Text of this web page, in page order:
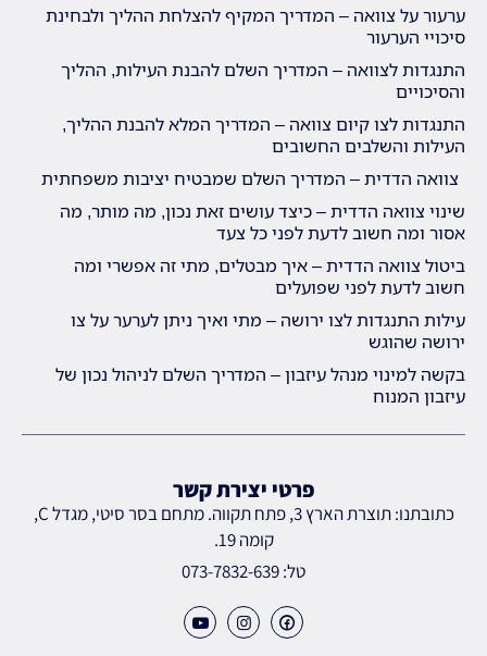
ערעור על צוואה – המדריך המקיף להצלחת ההליך ולבחינת
סיכויי הערעור
התנגדות לצוואה – המדריך השלם להבנת העילות, ההליך
והסיכויים
התנגדות לצו קיום צוואה – המדריך המלא להבנת ההליך,
העילות והשלבים החשובים
צוואה הדדית – המדריך השלם שמבטיח יציבות משפחתית
שינוי צוואה הדדית – כיצד עושים זאת נכון, מה מותר, מה
אסור ומה חשוב לדעת לפני כל צעד
ביטול צוואה הדדית – איך מבטלים, מתי זה אפשרי ומה
חשוב לדעת לפני שפועלים
עילות התנגדות לצו ירושה – מתי ואיך ניתן לערער על צו
ירושה שהוגש
בקשה למינוי מנהל עיזבון – המדריך השלם לניהול נכון של
עיזבון המנוח
פרטי יצירת קשר
כתובתנו: תוצרת הארץ 3, פתח תקווה. מתחם בסר סיטי, מגדל C,
קומה 19.
טל: 073-7832-639